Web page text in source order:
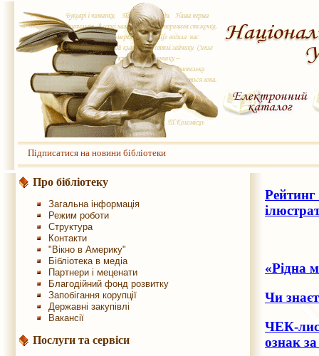
Підписатися на новини бібліотеки
Про бібліотеку
Загальна інформація
Режим роботи
Структура
Контакти
"Вікно в Америку"
Бібліотека в медіа
Партнери і меценати
Благодійний фонд розвитку
Запобігання корупції
Державні закупівлі
Вакансії
Послуги та сервіси
«Рідна
Чи
ЧЕК-
ознак